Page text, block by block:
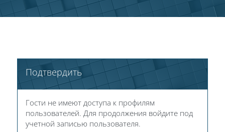
Подтвердить
Гости не имеют доступа к профилям
пользователей. Для продолжения войдите под
учетной записью пользователя.